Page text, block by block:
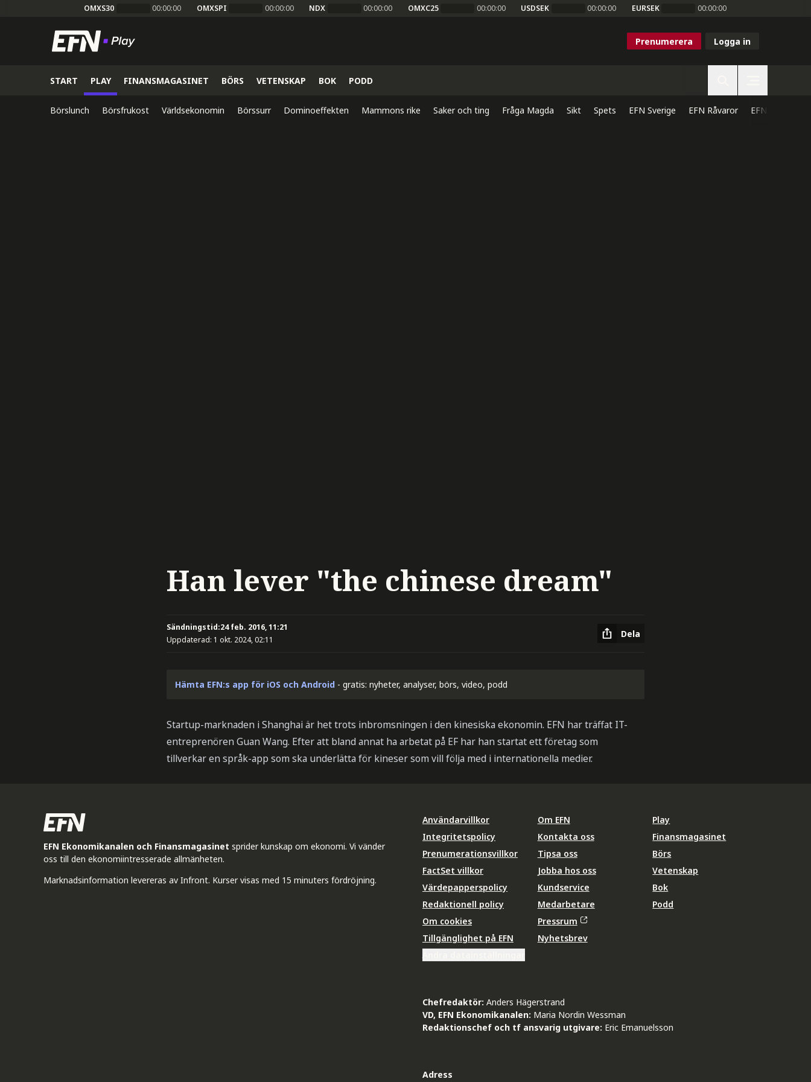
OMXS30 00:00:00 OMXSPI 00:00:00 NDX 00:00:00 OMXC25 00:00:00 USDSEK 00:00:00 EURSEK 00:00:00
Prenumerera Logga in
START PLAY FINANSMAGASINET BÖRS VETENSKAP BOK PODD
Börslunch Börsfrukost Världsekonomin Börssurr Dominoeffekten Mammons rike Saker och ting Fråga Magda Sikt Spets EFN Sverige EFN Råvaror EFN Direkt
Han lever "the chinese dream"
Sändningstid:24 feb. 2016, 11:21
Uppdaterad: 1 okt. 2024, 02:11
Dela
Hämta EFN:s app för iOS och Android - gratis: nyheter, analyser, börs, video, podd
Startup-marknaden i Shanghai är het trots inbromsningen i den kinesiska ekonomin. EFN har träffat IT-
entreprenören Guan Wang. Efter att bland annat ha arbetat på EF har han startat ett företag som
tillverkar en språk-app som ska underlätta för kineser som vill följa med i internationella medier.
EFN Ekonomikanalen och Finansmagasinet sprider kunskap om ekonomi. Vi vänder
oss till den ekonomiintresserade allmänheten.
Marknadsinformation levereras av Infront. Kurser visas med 15 minuters fördröjning.
Användarvillkor
Integritetspolicy
Prenumerationsvillkor
FactSet villkor
Värdepapperspolicy
Redaktionell policy
Om cookies
Tillgänglighet på EFN
Om EFN
Kontakta oss
Tipsa oss
Jobba hos oss
Kundservice
Medarbetare
Pressrum
Nyhetsbrev
Play
Finansmagasinet
Börs
Vetenskap
Bok
Podd
Chefredaktör: Anders Hägerstrand
VD, EFN Ekonomikanalen: Maria Nordin Wessman
Redaktionschef och tf ansvarig utgivare: Eric Emanuelsson
Adress